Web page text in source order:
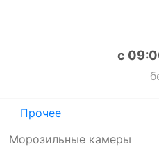
с
Прочее
Морозильные камеры